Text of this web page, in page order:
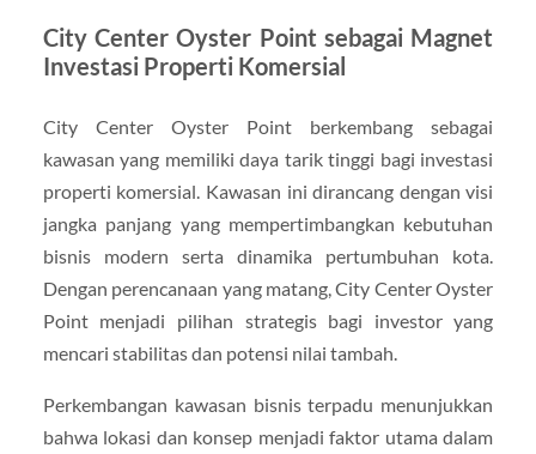
City Center Oyster Point sebagai Magnet
Investasi Properti Komersial
City Center Oyster Point berkembang sebagai
kawasan yang memiliki daya tarik tinggi bagi investasi
properti komersial. Kawasan ini dirancang dengan visi
jangka panjang yang mempertimbangkan kebutuhan
bisnis modern serta dinamika pertumbuhan kota.
Dengan perencanaan yang matang, City Center Oyster
Point menjadi pilihan strategis bagi investor yang
mencari stabilitas dan potensi nilai tambah.
Perkembangan kawasan bisnis terpadu menunjukkan
bahwa lokasi dan konsep menjadi faktor utama dalam